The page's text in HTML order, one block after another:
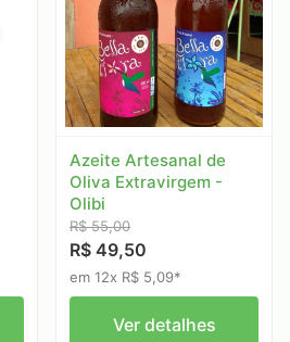
Azeite Artesanal de
Oliva Extravirgem -
Olibi
R$ 55,00
R$ 49,50
em 12x R$ 5,09*
Ver detalhes